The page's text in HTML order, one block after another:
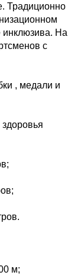
Традиционно
На
с
, медали и
м;